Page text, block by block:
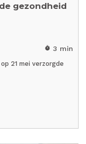
gezondheid
timer 3 min
21 mei verzorgde